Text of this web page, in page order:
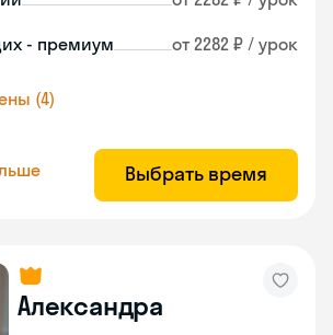
- премиум от 2282 ₽ / урок
(4)
Выбрать время
Александра